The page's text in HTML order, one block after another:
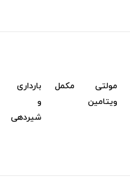
مولتی
ویتامین
مکمل
بارداری
و
شیردهی